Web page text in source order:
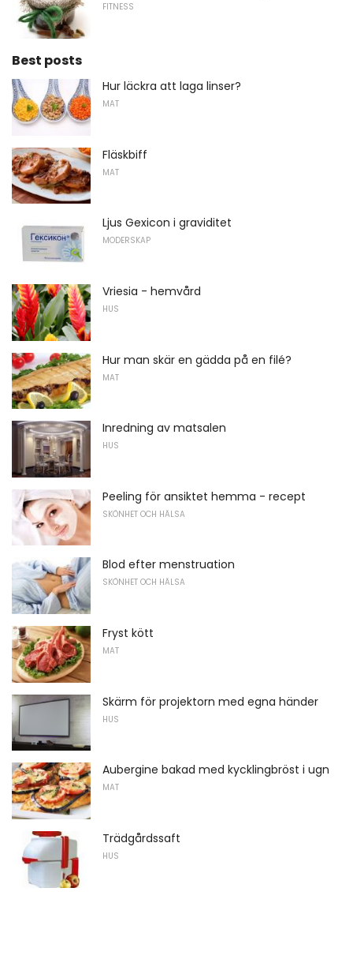
FITNESS
Best posts
Hur läckra att laga linser?
MAT
Fläskbiff
MAT
Ljus Gexicon i graviditet
MODERSKAP
Vriesia - hemvård
HUS
Hur man skär en gädda på en filé?
MAT
Inredning av matsalen
HUS
Peeling för ansiktet hemma - recept
SKÖNHET OCH HÄLSA
Blod efter menstruation
SKÖNHET OCH HÄLSA
Fryst kött
MAT
Skärm för projektorn med egna händer
HUS
Aubergine bakad med kycklingbröst i ugn
MAT
Trädgårdssaft
HUS